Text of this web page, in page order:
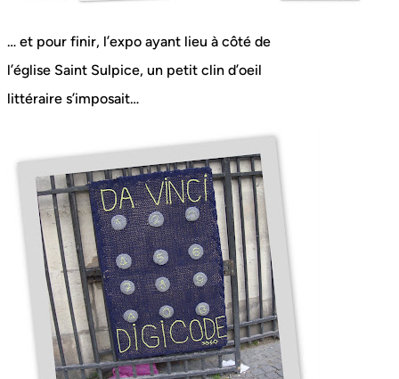
… et pour finir, l’expo ayant lieu à côté de
l’église Saint Sulpice, un petit clin d’oeil
littéraire s’imposait…